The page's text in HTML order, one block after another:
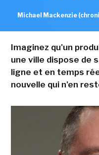
Michael Mackenzie
Imaginez qu'un
une ville dispose de
ligne et en temps
nouvelle qui n'en